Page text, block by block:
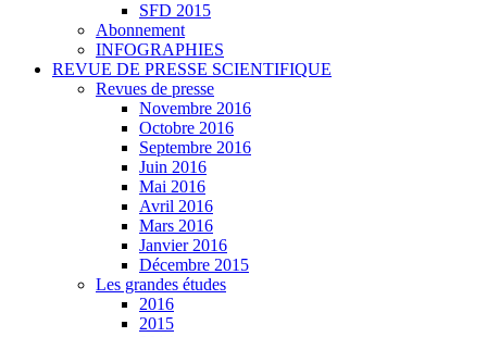
SFD 2015
Abonnement
INFOGRAPHIES
REVUE DE PRESSE SCIENTIFIQUE
Revues de presse
Novembre 2016
Octobre 2016
Septembre 2016
Juin 2016
Mai 2016
Avril 2016
Mars 2016
Janvier 2016
Décembre 2015
Les grandes études
2016
2015